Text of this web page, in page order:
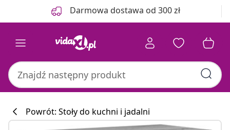
Darmowa dostawa od 300 zł
Powrót: Stoły do kuchni i jadalni